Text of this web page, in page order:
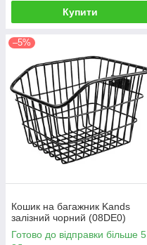
Купити
–5%
Кошик на багажник Kands
залізний чорний (08DE0)
Готово до відправки більше 5